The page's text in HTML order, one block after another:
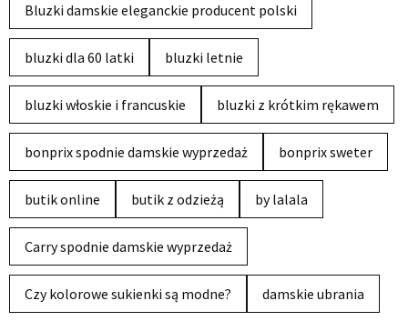
Bluzki damskie eleganckie producent polski
bluzki dla 60 latki bluzki letnie
bluzki włoskie i francuskie bluzki z krótkim rękawem
bonprix spodnie damskie wyprzedaż bonprix sweter
butik online butik z odzieżą by lalala
Carry spodnie damskie wyprzedaż
Czy kolorowe sukienki są modne? damskie ubrania